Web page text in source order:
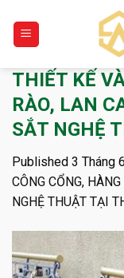
content
THIẾT KẾ
RÀO, LAN
SẮT NGHỆ
Published 3 Tháng
CÔNG CỔNG,
NGHỆ THUẬT TẠI